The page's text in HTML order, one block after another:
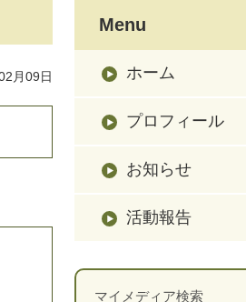
月09日
Menu
ホーム
プロフィール
お知らせ
活動報告